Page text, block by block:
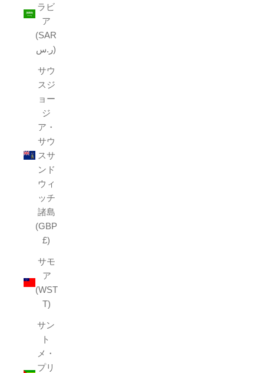
ラビ
ア
(SAR
ر.س)
サウ
スジ
ョー
ジ
ア・
サウ
スサ
ンド
ウィ
ッチ
諸島
(GBP
£)
サモ
ア
(WST
T)
サン
ト
メ・
プリ